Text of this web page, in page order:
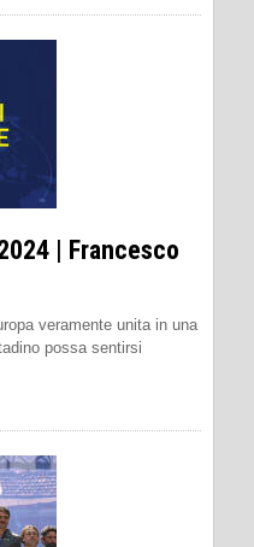
| Francesco
veramente unita in una
possa sentirsi